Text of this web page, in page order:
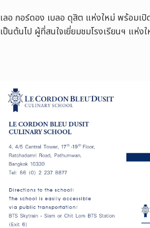
เลอ กอร์ดอง เบลอ ดุสิต แห่งใหม่ พร้อมเปิ
เป็นต้นไป ผู้ที่สนใจเยี่ยมชมโรงเรียนฯ แห่ง